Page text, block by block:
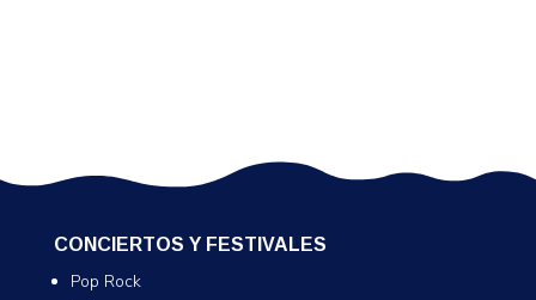
CONCIERTOS Y FESTIVALES
Pop Rock